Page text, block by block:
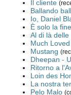
Il cliente
Ballando
Io, Daniel
È solo la
Al di là
Much Loved
Mustang
Dheepan -
Ritorno a
Loin des
La nostra
Pelo Malo